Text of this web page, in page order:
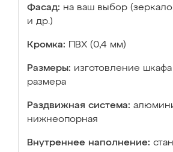
Фасад: на ваш выбор
и др.)
Кромка: ПВХ (0,4 мм)
Размеры: изготовление
размера
Раздвижная система:
нижнеопорная
Внутреннее наполнение: